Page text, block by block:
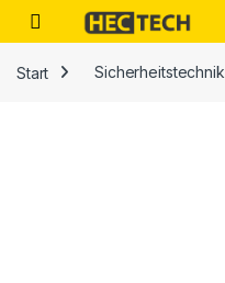
Open
Start Sicherheitstechnik